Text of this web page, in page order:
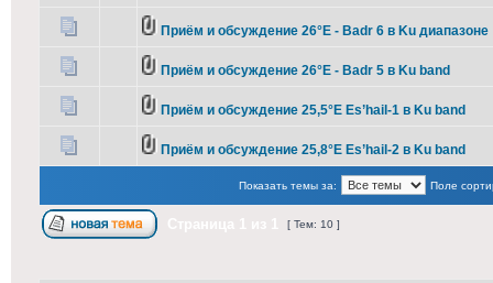
Приём и обсуждение 26°E - Badr 6 в Ku диапазоне
Приём и обсуждение 26°E - Badr 5 в Ku band
Приём и обсуждение 25,5°E Es’hail-1 в Ku band
Приём и обсуждение 25,8°E Es’hail-2 в Ku band
Показать темы за: Поле
[ Тем: 10 ]